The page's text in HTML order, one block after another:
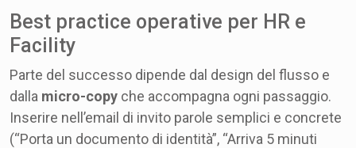
Best practice operative per HR e
Facility
Parte del successo dipende dal design del flusso e
dalla micro-copy che accompagna ogni passaggio.
Inserire nell’email di invito parole semplici e concrete
(“Porta un documento di identità”, “Arriva 5 minuti